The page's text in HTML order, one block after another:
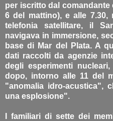
per iscritto dal comandante
6 del mattino), e alle
telefonia satellitare, il
navigava in immersione,
base di Mar del Plata. A
dati raccolti da agenzie
degli esperimenti
dopo, intorno alle 11 del
"anomalia idro-acustica",
una esplosione".
I familiari di sette dei